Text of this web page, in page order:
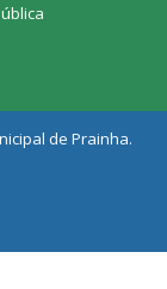
de Prainha.